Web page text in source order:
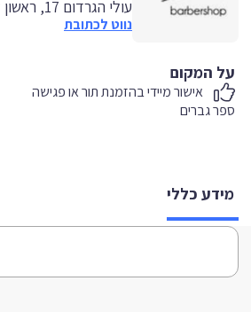
עולי הגרדום 17, ראשון לציון
נווט לכתובת
על המקום
אישור מיידי בהזמנת תור או פגישה
ספר גברים
מידע כללי